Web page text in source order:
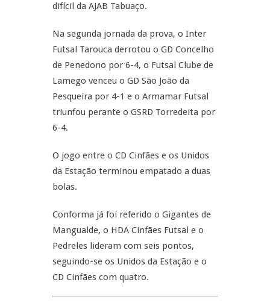
difícil da AJAB Tabuaço.
Na segunda jornada da prova, o Inter
Futsal Tarouca derrotou o GD Concelho
de Penedono por 6-4, o Futsal Clube de
Lamego venceu o GD São João da
Pesqueira por 4-1 e o Armamar Futsal
triunfou perante o GSRD Torredeita por
6-4.
O jogo entre o CD Cinfães e os Unidos
da Estação terminou empatado a duas
bolas.
Conforma já foi referido o Gigantes de
Mangualde, o HDA Cinfães Futsal e o
Pedreles lideram com seis pontos,
seguindo-se os Unidos da Estação e o
CD Cinfães com quatro.